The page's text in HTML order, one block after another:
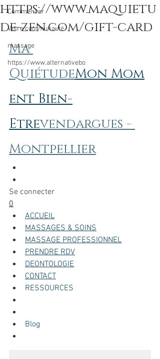
Commencer
Votre communauté
massage
https://www.alternativebo
https://www.maquietu
de-zen.com/gift-card
Ma
QuiétudeMon Mom
ent Bien-
Etrevendargues -
Montpellier
Se connecter
0
ACCUEIL
MASSAGES & SOINS
MASSAGE PROFESSIONNEL
PRENDRE RDV
DEONTOLOGIE
CONTACT
RESSOURCES
Blog